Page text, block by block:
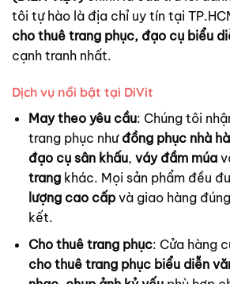
tôi tự hào là địa chỉ uy tín tại
cho thuê trang phục, đạo cụ biểu
cạnh tranh nhất.
Dịch vụ nổi bật tại DiVit
May theo yêu cầu: Chúng tôi
trang phục như đồng phục nhà
đạo cụ sân khấu, váy đầm múa
trangkhác. Mọi sản phẩm đều
lượng cao cấpvà giao hàng
kết.
Cho thuê trang phục: Cửa hàng
cho thuê trang phục biểu diễn